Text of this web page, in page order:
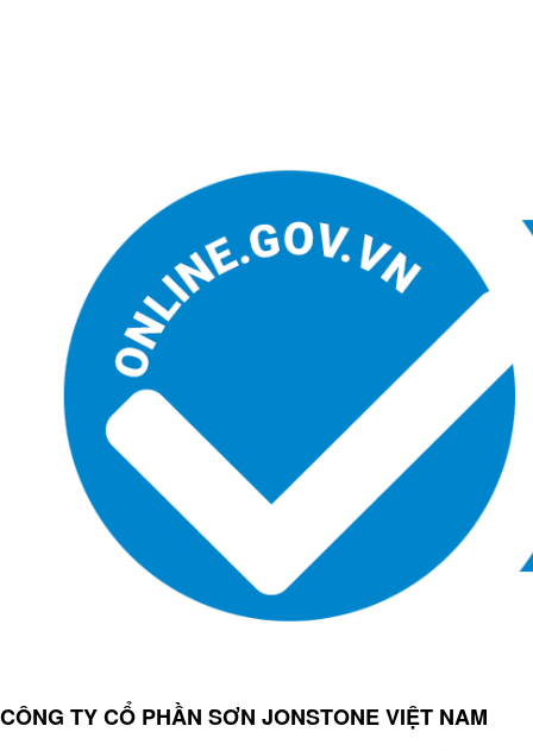
CÔNG TY CỔ PHẦN SƠN JONSTONE VIỆT NAM